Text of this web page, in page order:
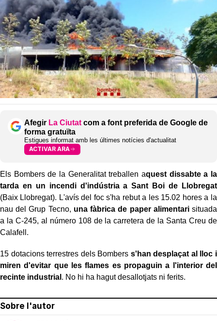
Afegir La Ciutat com a font preferida de Google de
forma gratuïta
Estigues informat amb les últimes notícies d'actualitat
ACTIVAR ARA
Els Bombers de la Generalitat treballen aquest dissabte a la
tarda en un incendi d'indústria a Sant Boi de Llobregat
(Baix Llobregat). L'avís del foc s'ha rebut a les 15.02 hores a la
nau del Grup Tecno, una fàbrica de paper alimentarisituada
a la C-245, al número 108 de la carretera de la Santa Creu de
Calafell.
15 dotacions terrestres dels Bombers s'han desplaçat al lloc i
miren d'evitar que les flames es propaguin a l'interior del
recinte industrial . No hi ha hagut desallotjats ni ferits.
Sobre l'autor